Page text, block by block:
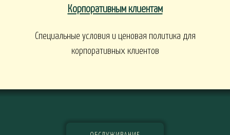
Корпоративным клиентам
Специальные условия и ценовая политика для
корпоративных клиентов